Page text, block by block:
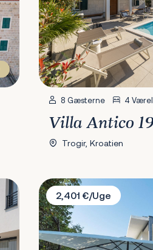
8 Gæsterne 4
Villa Antico
Trogir, Kroatien
Villa Lana Holiday Home
2,401 €/Uge